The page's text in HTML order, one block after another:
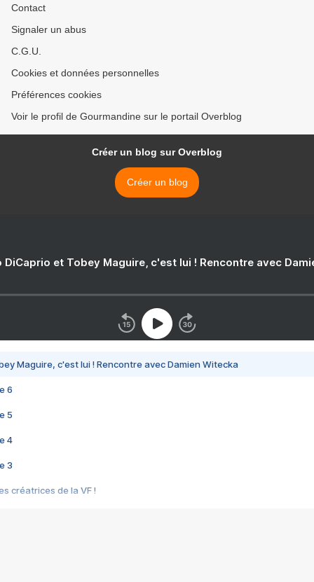
Contact
Signaler un abus
C.G.U.
Cookies et données personnelles
Préférences cookies
Voir le profil de Gourmandine sur le portail Overblog
Créer un blog sur Overblog
Créer un blog
DiCaprio et Tobey Maguire, c'est lui ! Rencontre avec
Maguire, c'est lui ! Rencontre avec Damien Witecka
6
5
4
3
créatrices de la VF !